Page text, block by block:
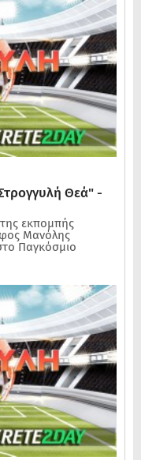
Θεά" -
εκπομπής
Μανόλης
Παγκόσμιο